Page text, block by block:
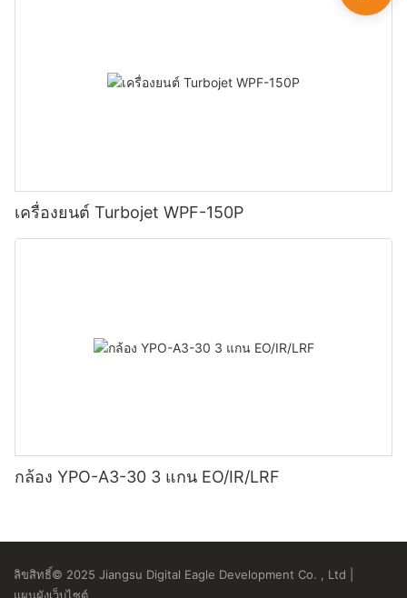
เครื่องยนต์ Turbojet WPF-150P
กล้อง YPO-A3-30 3 แกน EO/IR/LRF
ลิขสิทธิ์© 2025 Jiangsu Digital Eagle Development Co. , Ltd |